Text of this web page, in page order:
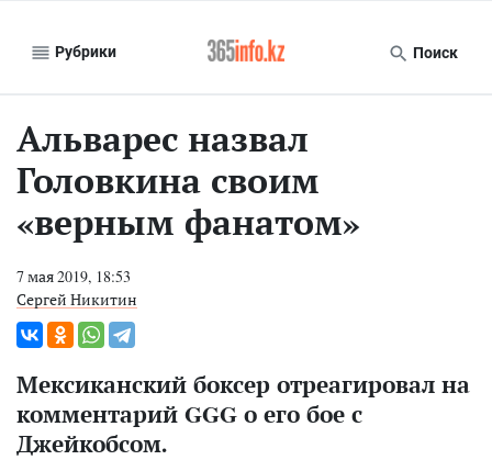
Рубрики Поиск
Альварес назвал
Головкина своим
«верным фанатом»
7 мая 2019, 18:53
Сергей Никитин
Мексиканский боксер отреагировал на
комментарий GGG о его бое с
Джейкобсом.